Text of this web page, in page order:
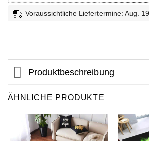
Voraussichtliche Liefertermine: Aug.
Produktbeschreibung
ÄHNLICHE PRODUKTE